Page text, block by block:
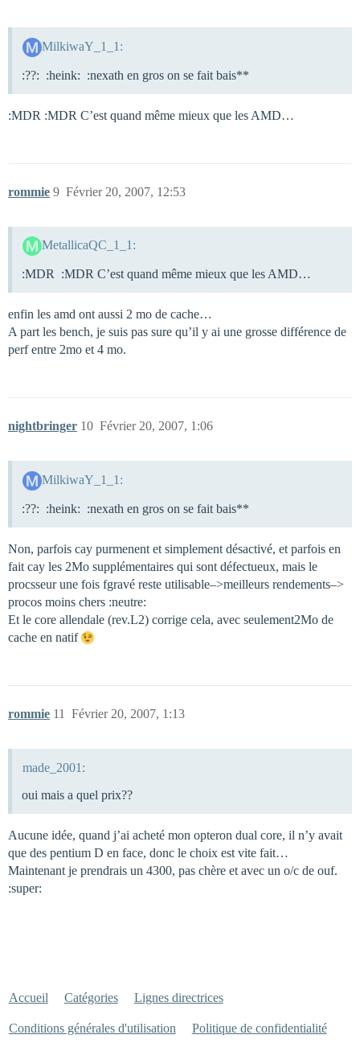
MilkiwaY_1_1:
:??: :heink: :nexath en gros on se fait bais**
:MDR :MDR C’est quand même mieux que les AMD…
rommie Février 20, 2007, 12:53
9
MetallicaQC_1_1:
:MDR :MDR C’est quand même mieux que les AMD…
enfin les amd ont aussi 2 mo de cache…
A part les bench, je suis pas sure qu’il y ai une grosse différence de
perf entre 2mo et 4 mo.
nightbringer Février 20, 2007, 1:06
10
MilkiwaY_1_1:
:??: :heink: :nexath en gros on se fait bais**
Non, parfois cay purmenent et simplement désactivé, et parfois en
fait cay les 2Mo supplémentaires qui sont défectueux, mais le
procsseur une fois fgravé reste utilisable–>meilleurs rendements–>
procos moins chers :neutre:
Et le core allendale (rev.L2) corrige cela, avec seulement2Mo de
cache en natif
rommie Février 20, 2007, 1:13
11
made_2001:
oui mais a quel prix??
Aucune idée, quand j’ai acheté mon opteron dual core, il n’y avait
que des pentium D en face, donc le choix est vite fait…
Maintenant je prendrais un 4300, pas chère et avec un o/c de ouf.
:super:
Accueil Catégories Lignes directrices
Conditions générales d'utilisation Politique de confidentialité